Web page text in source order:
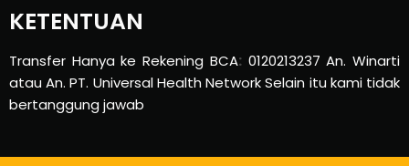
KETENTUAN
Transfer Hanya ke Rekening BCA:0120213237 An. Winarti
atau An. PT. Universal Health Network Selain itu kami tidak
bertanggung jawab